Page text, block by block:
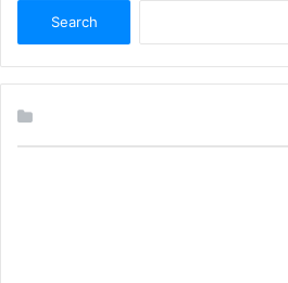
Search